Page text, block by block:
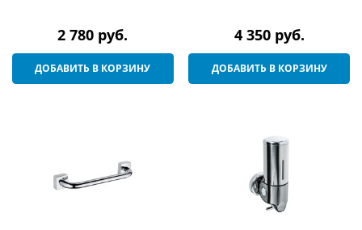
2 780 руб.
ДОБАВИТЬ В КОРЗИНУ
4 350 руб.
ДОБАВИТЬ В КОРЗИНУ